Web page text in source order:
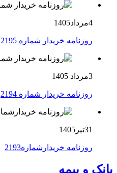
4مرداد1405
روزنامه خریدار شماره 2195
3مرداد 1405
روزنامه خریدار شماره 2194
31تیر1405
روزنامه خریدارشماره2193
بانک و بیمه